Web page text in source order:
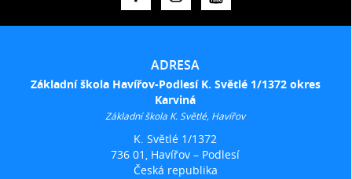
ADRESA
Základní škola Havířov-Podlesí K. Světlé 1/1372 okres
Karviná
Základní škola K. Světlé, Havířov
K. Světlé 1/1372
736 01, Havířov – Podlesí
Česká republika